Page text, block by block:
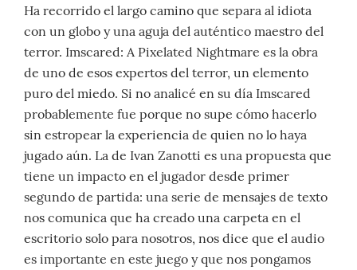
Ha recorrido el largo camino que separa al idiota
con un globo y una aguja del auténtico maestro del
terror. Imscared: A Pixelated Nightmare es la obra
de uno de esos expertos del terror, un elemento
puro del miedo. Si no analicé en su día Imscared
probablemente fue porque no supe cómo hacerlo
sin estropear la experiencia de quien no lo haya
jugado aún. La de Ivan Zanotti es una propuesta que
tiene un impacto en el jugador desde primer
segundo de partida: una serie de mensajes de texto
nos comunica que ha creado una carpeta en el
escritorio solo para nosotros, nos dice que el audio
es importante en este juego y que nos pongamos